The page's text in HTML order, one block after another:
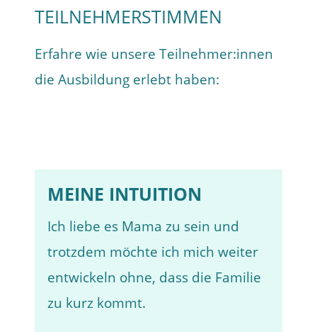
TEILNEHMERSTIMMEN
Erfahre wie unsere Teilnehmer:innen
die Ausbildung erlebt haben:
MEINE INTUITION
Ich liebe es Mama zu sein und
trotzdem möchte ich mich weiter
entwickeln ohne, dass die Familie
zu kurz kommt.